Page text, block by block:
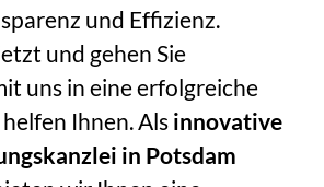
und Effizienz.
und gehen Sie
uns in eine erfolgreiche
Ihnen. Als innovative
in Potsdam